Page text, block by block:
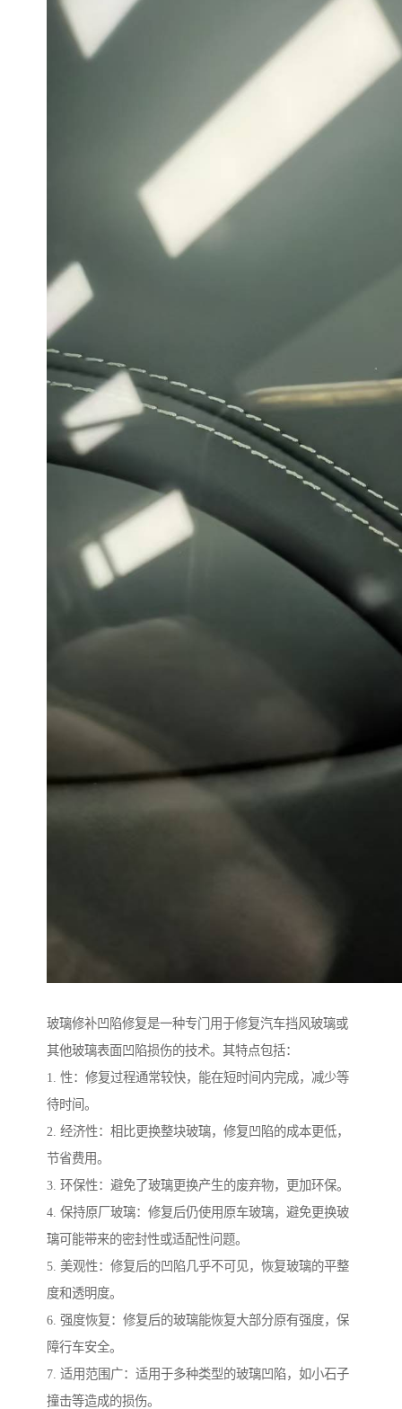
玻璃修补凹陷修复是一种专门用于修复汽车挡风玻璃或
其他玻璃表面凹陷损伤的技术。其特点包括：
1. 性：修复过程通常较快，能在短时间内完成，减少等
待时间。
2. 经济性：相比更换整块玻璃，修复凹陷的成本更低，
节省费用。
3. 环保性：避免了玻璃更换产生的废弃物，更加环保。
4. 保持原厂玻璃：修复后仍使用原车玻璃，避免更换玻
璃可能带来的密封性或适配性问题。
5. 美观性：修复后的凹陷几乎不可见，恢复玻璃的平整
度和透明度。
6. 强度恢复：修复后的玻璃能恢复大部分原有强度，保
障行车安全。
7. 适用范围广：适用于多种类型的玻璃凹陷，如小石子
撞击等造成的损伤。